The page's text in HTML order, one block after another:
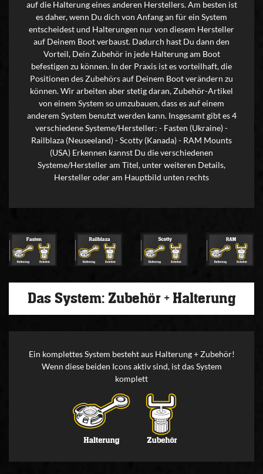
auf die Halterung eines anderen Herstellers. Am besten ist
es daher, wenn Du dich von Anfang an für ein System
entscheidest und Halterungen nur von diesem Hersteller
auf Deinem Boot verbaust. Dadurch hast Du dann den
Vorteil, Dein Zubehör in jede Halterung am Boot
befestigen zu können. In der Praxis ist es vorteilhaft, die
Positionen des Zubehörs auf Deinem Boot verändern zu
können. Wir arbeiten aber stetig daran, Zubehör-Artikel
von einem System so umzubauen, dass es auf einem
anderem System benutzt werden kann. Insgesamt gibt es 4
verschiedene Systeme/Hersteller: - Fasten (Ukraine) -
Railblaza (Neuseeland) - Scotty (Kanada) - RAM Mounts
(USA) Erkennen kannst Du die verschiedenen
Systeme/Hersteller am Titel, unter weiteren Details,
Hersteller oder am Hauptbild unten rechts
Das System: Zubehör + Halterung
Ein komplettes System besteht aus Halterung + Zubehör!
Wenn diese beiden Icons aktiv sind, ist das System
komplett